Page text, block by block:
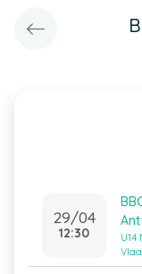
29/04
12:30
U14